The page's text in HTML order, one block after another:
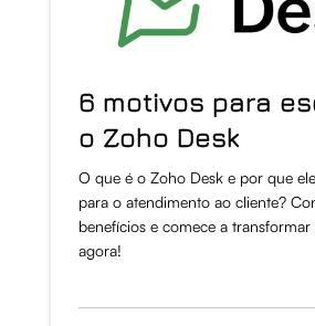
6 motivos para
o Zoho Desk
O que é o Zoho Desk e por que
para o atendimento ao cliente?
benefícios e comece a
agora!